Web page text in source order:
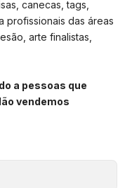
canecas, tags,
profissionais das áreas
arte finalistas,
a pessoas que
vendemos